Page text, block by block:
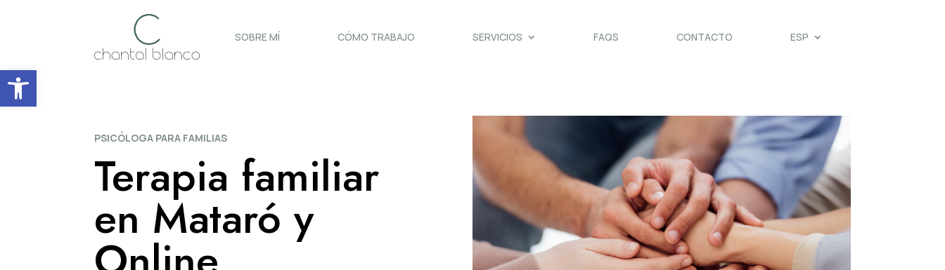
Abrir barra de herramientas
SOBRE MÍ CÓMO TRABAJO SERVICIOS FAQS CONTACTO ESP
PSICÓLOGA PARA FAMILIAS
Terapia familiar
en Mataró y